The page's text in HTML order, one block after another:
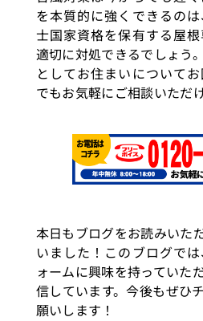
を本質的に強くできるの
士国家資格を保有する屋
適切に対処できるでしょう
としてお住まいについて
でもお気軽にご相談いただ
本日もブログをお読みいた
いました！このブログで
ォームに興味を持っていた
信しています。今後もぜひ
願いします！